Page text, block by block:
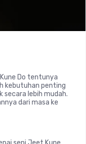
Do tentunya
kebutuhan penting
secara lebih mudah.
dari masa ke